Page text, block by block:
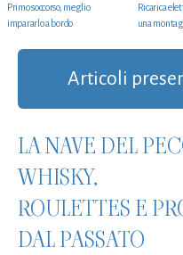
Primo soccorso, meglio
impararlo a bordo
Ricarica
una
Articoli
LA NAVE DEL
WHISKY,
ROULETTES E
DAL PASSATO